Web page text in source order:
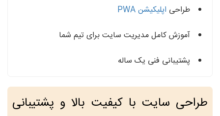
طراحی اپلیکیشن PWA
آموزش کامل مدیریت سایت برای تیم شما
پشتیبانی فنی یک‌ ساله
طراحی سایت با کیفیت بالا و پشتیبانی